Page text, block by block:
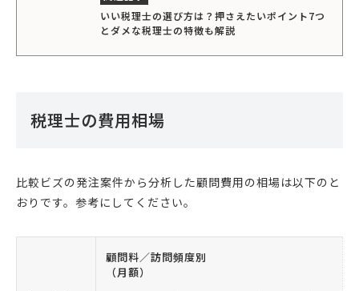
いい税理士の選び方は？押さえたいポイント7つ
とダメな税理士の特徴も解説
税理士の費用相場
比較ビズの発注案件から分析した顧問費用の相場は以下のと
おりです。参考にしてください。
顧問料／訪問頻度別
（月額）